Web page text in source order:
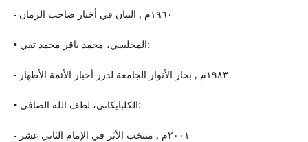
- ١٩٦٠م , البیان في أخبار صاحب الزمان
• المجلسي، محمد باقر محمد تقي:
- ١٩٨٣م , بحار الأنوار الجامعة لدرر أخبار الأئمة الأطهار
• الكلبایكاني، لطف الله الصافي:
- ٢٠٠١م , منتخب الأثر في الإمام الثاني عشر